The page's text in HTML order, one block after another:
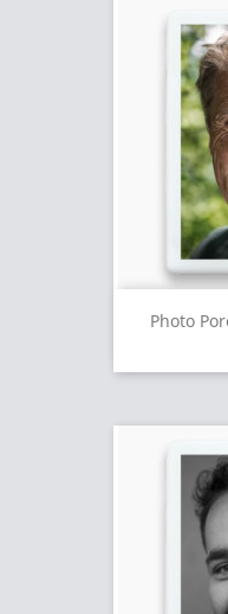
Photo